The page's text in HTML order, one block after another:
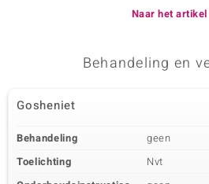
Zirkoon
0,163 ct
Zetting
Pave
Naar het artikel
Behandeling en
Gosheniet
Behandeling
geen
Toelichting
Nvt